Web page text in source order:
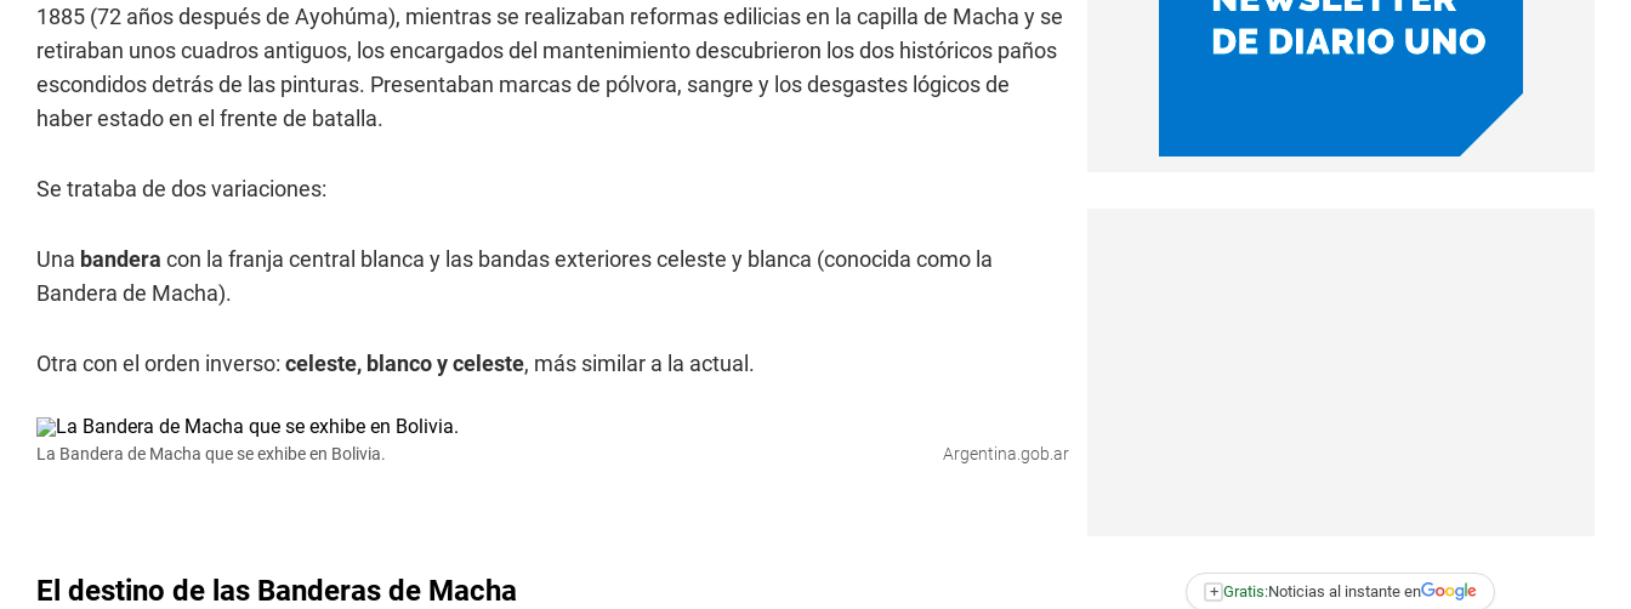
1885 (72 años después de Ayohúma), mientras se realizaban reformas edilicias en la capilla de Macha y se
retiraban unos cuadros antiguos, los encargados del mantenimiento descubrieron los dos históricos paños
escondidos detrás de las pinturas. Presentaban marcas de pólvora, sangre y los desgastes lógicos de
haber estado en el frente de batalla.
Se trataba de dos variaciones:
Una bandera con la franja central blanca y las bandas exteriores celeste y blanca (conocida como la
Bandera de Macha).
Otra con el orden inverso: celeste, blanco y celeste, más similar a la actual.
La Bandera de Macha que se exhibe en Bolivia. Argentina.gob.ar
El destino de las Banderas de Macha + Gratis:Noticias al instante en